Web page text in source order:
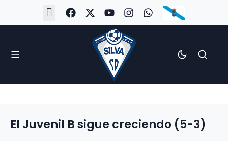
El Juvenil B sigue creciendo (5-3)